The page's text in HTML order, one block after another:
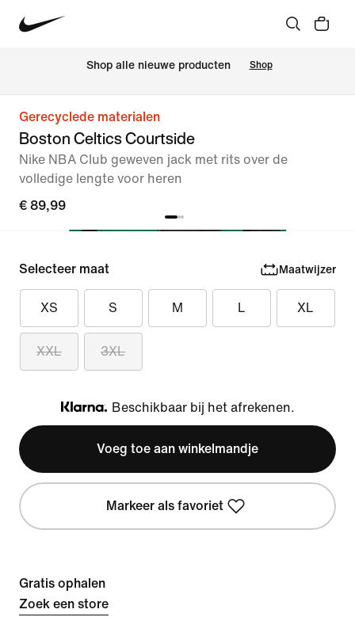
Shop alle nieuwe producten Shop
Gerecyclede materialen
Boston Celtics Courtside
Nike NBA Club geweven jack met rits over de
volledige lengte voor heren
€ 89,99
Selecteer maat Maatwijzer
XS S M L XL
XXL 3XL
Klarna
Beschikbaar bij het afrekenen.
Voeg toe aan winkelmandje
Markeer als favoriet
Gratis ophalen
Zoek een store